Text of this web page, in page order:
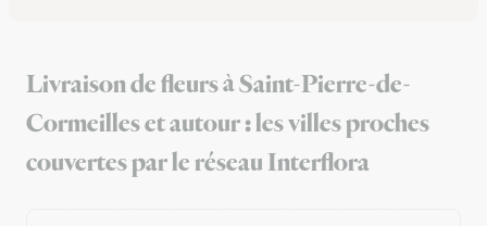
Livraison de fleurs à Saint-Pierre-de-
Cormeilles et autour : les villes proches
couvertes par le réseau Interflora